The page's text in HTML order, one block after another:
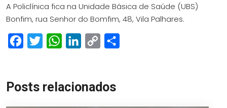
A Policlínica fica na Unidade Básica de Saúde (UBS)
Bonfim, rua Senhor do Bomfim, 48, Vila Palhares.
FacebookTwitterWhatsAppLinkedIn
Copy
Posts relacionados